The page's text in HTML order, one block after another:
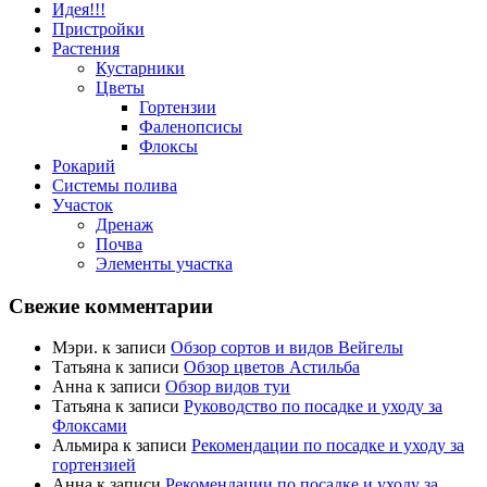
Идея!!!
Пристройки
Растения
Кустарники
Цветы
Гортензии
Фаленопсисы
Флоксы
Рокарий
Системы полива
Участок
Дренаж
Почва
Элементы участка
Свежие комментарии
Мэри. к записи Обзор сортов и видов Вейгелы
Татьяна к записи Обзор цветов Астильба
Анна к записи Обзор видов туи
Татьяна к записи Руководство по посадке и уходу за
Флоксами
Альмира к записи Рекомендации по посадке и уходу за
гортензией